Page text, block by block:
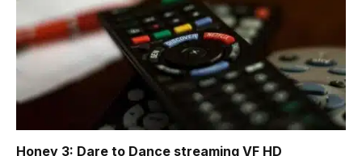
Honey 3: Dare to Dance streaming VF HD